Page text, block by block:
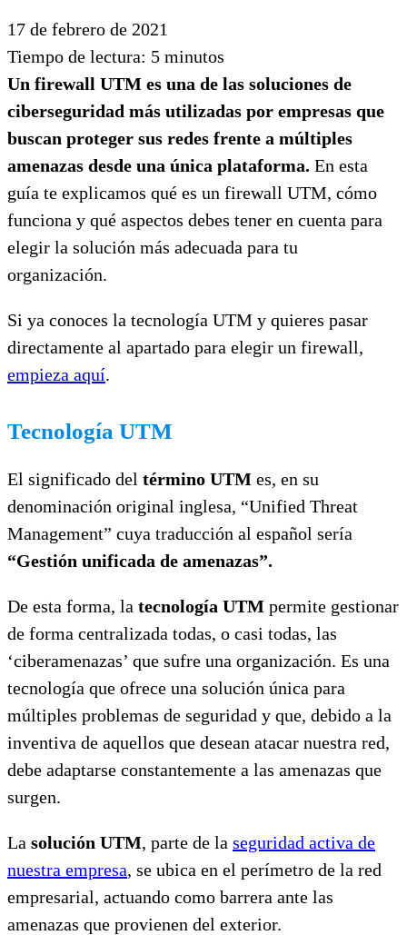
17 de febrero de 2021
Tiempo de lectura: 5 minutos
Un firewall UTM es una de las soluciones de
ciberseguridad más utilizadas por empresas que
buscan proteger sus redes frente a múltiples
amenazas desde una única plataforma. En esta
guía te explicamos qué es un firewall UTM, cómo
funciona y qué aspectos debes tener en cuenta para
elegir la solución más adecuada para tu
organización.
Si ya conoces la tecnología UTM y quieres pasar
directamente al apartado para elegir un firewall,
empieza aquí.
Tecnología UTM
El significado del término UTM es, en su
denominación original inglesa, “Unified Threat
Management” cuya traducción al español sería
“Gestión unificada de amenazas”.
De esta forma, la tecnología UTM permite gestionar
de forma centralizada todas, o casi todas, las
‘ciberamenazas’ que sufre una organización. Es una
tecnología que ofrece una solución única para
múltiples problemas de seguridad y que, debido a la
inventiva de aquellos que desean atacar nuestra red,
debe adaptarse constantemente a las amenazas que
surgen.
La solución UTM, parte de la seguridad activa de
nuestra empresa, se ubica en el perímetro de la red
empresarial, actuando como barrera ante las
amenazas que provienen del exterior.